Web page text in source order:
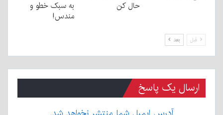
حال کن
به سبک خطو و
مندس!
قبل بعد
ارسال یک پاسخ